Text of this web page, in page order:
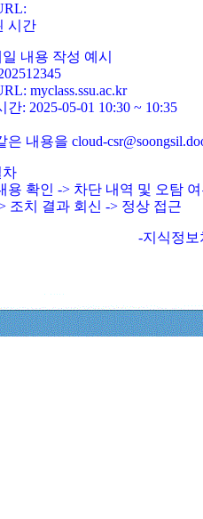
시간
내용 작성 예시
myclass.ssu.ac.kr
간: 2025-05-01 10:30 ~ 10:35
은 내용을 cloud-
차
용 확인 -> 차단 내역 및 오탐
조치 결과 회신 -> 정상 접근
-지식정보